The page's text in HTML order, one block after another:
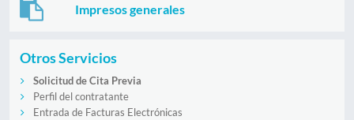
Impresos generales
Otros Servicios
Solicitud de Cita Previa
Perfil del contratante
Entrada de Facturas Electrónicas